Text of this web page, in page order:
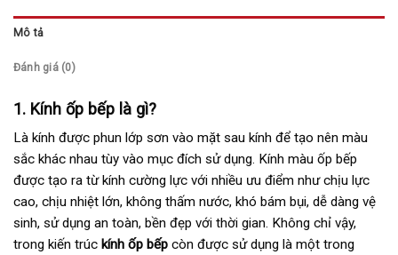
Mô tả
Đánh giá (0)
1. Kính ốp bếp là gì?
Là kính được phun lớp sơn vào mặt sau kính để tạo nên màu
sắc khác nhau tùy vào mục đích sử dụng. Kính màu ốp bếp
được tạo ra từ kính cường lực với nhiều ưu điểm như chịu lực
cao, chịu nhiệt lớn, không thấm nước, khó bám bụi, dễ dàng vệ
sinh, sử dụng an toàn, bền đẹp với thời gian. Không chỉ vậy,
trong kiến trúc kính ốp bếp còn được sử dụng là một trong